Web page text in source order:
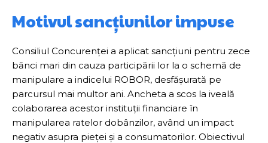
Motivul sancțiunilor impuse
Consiliul Concurenței a aplicat sancțiuni pentru zece
bănci mari din cauza participării lor la o schemă de
manipulare a indicelui ROBOR, desfășurată pe
parcursul mai multor ani. Ancheta a scos la iveală
colaborarea acestor instituții financiare în
manipularea ratelor dobânzilor, având un impact
negativ asupra pieței și a consumatorilor. Obiectivul